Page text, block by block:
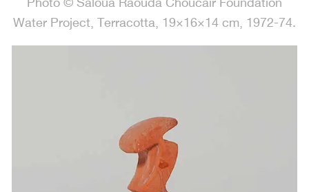
Photo © Saloua Raouda Choucair Foundation
.Water Project, Terracotta, 19×16×14 cm, 1972-74